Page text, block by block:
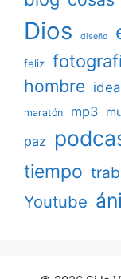
Dios diseño
feliz
hombre idea
maratón mp3
paz
tiempo
Youtube